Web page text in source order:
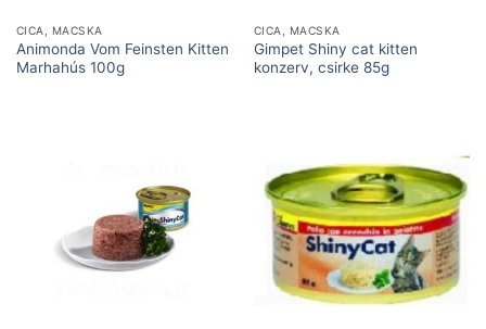
CICA, MACSKA
Animonda Vom Feinsten Kitten
Marhahús 100g
CICA, MACSKA
Gimpet Shiny cat kitten
konzerv, csirke 85g